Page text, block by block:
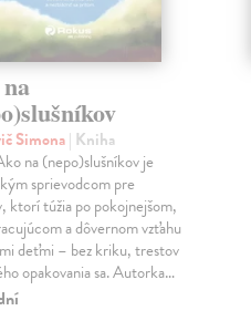
Simona| Kniha
na (nepo)slušníkov je
sprievodcom pre
ktorí túžia po pokojnejšom,
a dôvernom vzťahu
deťmi – bez kriku, trestov
opakovania sa. Autorka…